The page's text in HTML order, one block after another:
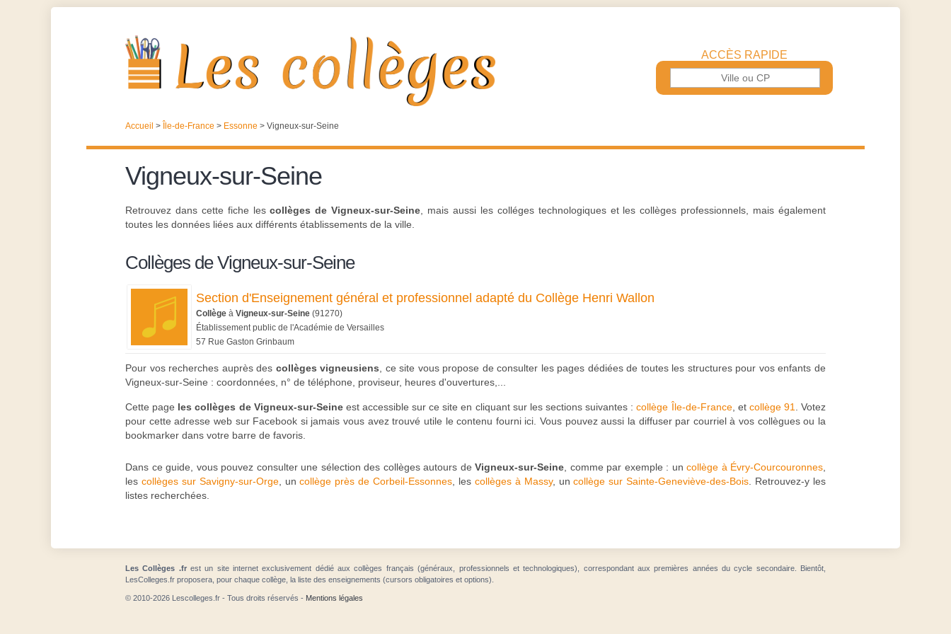
ACCÈS RAPIDE
Accueil > Île-de-France > Essonne > Vigneux-sur-Seine
Vigneux-sur-Seine
Retrouvez dans cette fiche lescollèges de Vigneux-sur-Seine , mais aussi les colléges technologiques et les collèges professionnels, mais également
toutes les données liées aux différents établissements de la ville.
Collèges de Vigneux-sur-Seine
Section d'Enseignement général et professionnel adapté du Collège Henri Wallon
Collège à Vigneux-sur-Seine (91270)
Établissement public de l'Académie de Versailles
57 Rue Gaston Grinbaum
Pour vos recherches auprès des collèges vigneusiens , ce site vous propose de consulter les pages dédiées de toutes les structures pour vos enfants de
Vigneux-sur-Seine : coordonnées, n° de téléphone, proviseur, heures d'ouvertures,...
Cette page les collèges de Vigneux-sur-Seineest accessible sur ce site en cliquant sur les sections suivantes :collège Île-de-France, et collège 91
. Votez
pour cette adresse web sur Facebook si jamais vous avez trouvé utile le contenu fourni ici. Vous pouvez aussi la diffuser par courriel à vos collègues ou la
bookmarker dans votre barre de favoris.
Dans ce guide, vous pouvez consulter une sélection des collèges autours de Vigneux-sur-Seine , comme par exemple : un collège à Évry-Courcouronnes
les collèges sur Savigny-sur-Orge, uncollège près de Corbeil-Essonnes , les collèges à Massy, uncollège sur Sainte-Geneviève-des-Bois . Retrouvez-y les
listes recherchées.
Les Collèges .frest un site internet exclusivement dédié aux collèges français (généraux, professionnels et technologiques), correspondant aux premières années du cycle secondaire. Bientôt,
LesColleges.fr proposera, pour chaque collège, la liste des enseignements (cursors obligatoires et options).
© 2010-2026 Lescolleges.fr - Tous droits réservés - Mentions légales